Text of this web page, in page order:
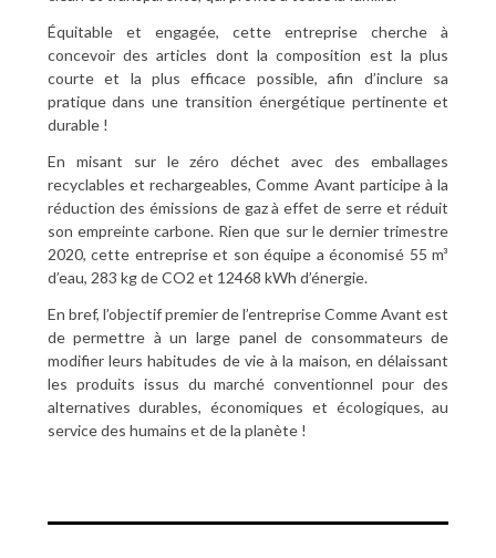
Équitable et engagée, cette entreprise cherche à
concevoir des articles dont la composition est la plus
courte et la plus efficace possible, afin d’inclure sa
pratique dans une transition énergétique pertinente et
durable !
En misant sur le zéro déchet avec des emballages
recyclables et rechargeables, Comme Avant participe à la
réduction des émissions de gaz à effet de serre et réduit
son empreinte carbone. Rien que sur le dernier trimestre
2020, cette entreprise et son équipe a économisé 55 m³
d’eau, 283 kg de CO2 et 12468 kWh d’énergie.
En bref, l’objectif premier de l’entreprise Comme Avant est
de permettre à un large panel de consommateurs de
modifier leurs habitudes de vie à la maison, en délaissant
les produits issus du marché conventionnel pour des
alternatives durables, économiques et écologiques, au
service des humains et de la planète !